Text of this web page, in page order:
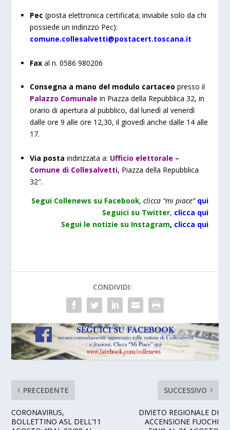
Pec (posta elettronica certificata; inviabile solo da chi
possiede un indirizzo Pec):
comune.collesalvetti@postacert.toscana.it
Faxal n. 0586 980206
Consegna a mano del modulo cartaceo presso il
Palazzo Comunale in Piazza della Repubblica 32, in
orario di apertura al pubblico, dal lunedì al venerdì
dalle ore 9 alle ore 12,30, il giovedì anche dalle 14 alle
17.
Via posta indirizzata a: Ufficio elettorale –
Comune di Collesalvetti, Piazza della Repubblica
32″.
Segui Collenews su Facebook, clicca “mi piace” qui
Seguici su Twitter, clicca qui
Segui le notizie su Instagram, clicca qui
CONDIVIDI:
PRECEDENTE
CORONAVIRUS,
BOLLETTINO ASL DELL’11
SUCCESSIVO
DIVIETO REGIONALE DI
ACCENSIONE FUOCHI